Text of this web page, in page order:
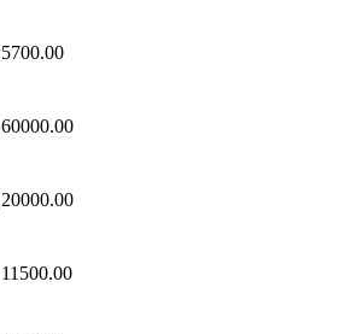
5700.00
60000.00
20000.00
11500.00